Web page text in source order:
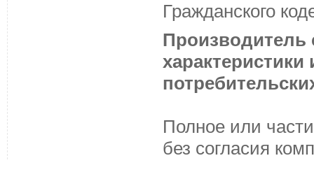
Гражданского
Производитель
Полное или
без согласия